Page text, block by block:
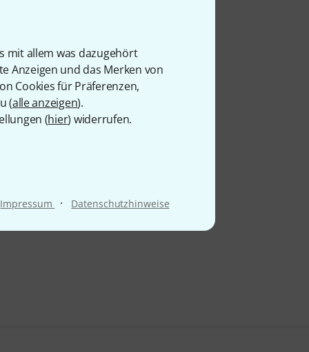
mit allem was dazugehört
Anzeigen und das Merken von
Cookies für Präferenzen,
(alle anzeigen).
(hier) widerrufen.
Impressum · Datenschutzhinweise